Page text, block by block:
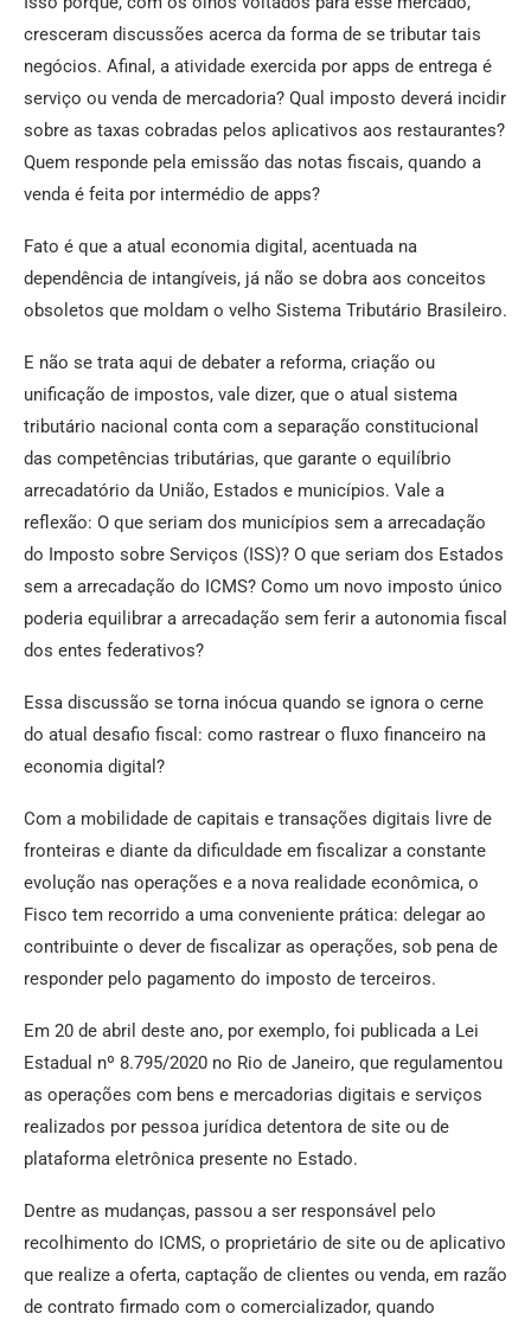
cresceram discussões acerca da forma de se tributar tais
negócios. Afinal, a atividade exercida por apps de entrega é
serviço ou venda de mercadoria? Qual imposto deverá incidir
sobre as taxas cobradas pelos aplicativos aos restaurantes?
Quem responde pela emissão das notas fiscais, quando a
venda é feita por intermédio de apps?
Fato é que a atual economia digital, acentuada na
dependência de intangíveis, já não se dobra aos conceitos
obsoletos que moldam o velho Sistema Tributário Brasileiro.
E não se trata aqui de debater a reforma, criação ou
unificação de impostos, vale dizer, que o atual sistema
tributário nacional conta com a separação constitucional
das competências tributárias, que garante o equilíbrio
arrecadatório da União, Estados e municípios. Vale a
reflexão: O que seriam dos municípios sem a arrecadação
do Imposto sobre Serviços (ISS)? O que seriam dos Estados
sem a arrecadação do ICMS? Como um novo imposto único
poderia equilibrar a arrecadação sem ferir a autonomia fiscal
dos entes federativos?
Essa discussão se torna inócua quando se ignora o cerne
do atual desafio fiscal: como rastrear o fluxo financeiro na
economia digital?
Com a mobilidade de capitais e transações digitais livre de
fronteiras e diante da dificuldade em fiscalizar a constante
evolução nas operações e a nova realidade econômica, o
Fisco tem recorrido a uma conveniente prática: delegar ao
contribuinte o dever de fiscalizar as operações, sob pena de
responder pelo pagamento do imposto de terceiros.
Em 20 de abril deste ano, por exemplo, foi publicada a Lei
Estadual nº 8.795/2020 no Rio de Janeiro, que regulamentou
as operações com bens e mercadorias digitais e serviços
realizados por pessoa jurídica detentora de site ou de
plataforma eletrônica presente no Estado.
Dentre as mudanças, passou a ser responsável pelo
recolhimento do ICMS, o proprietário de site ou de aplicativo
que realize a oferta, captação de clientes ou venda, em razão
de contrato firmado com o comercializador, quando